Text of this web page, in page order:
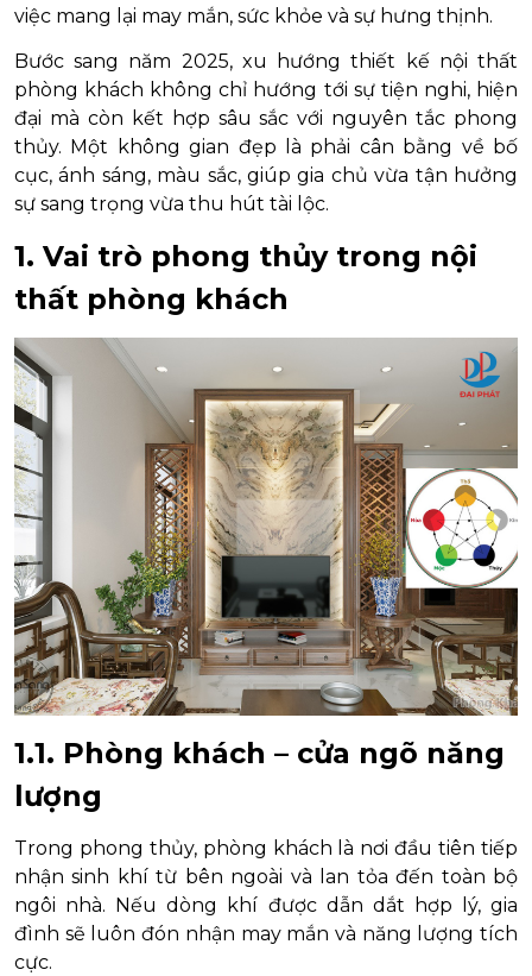
việc mang lại may mắn, sức khỏe và sự hưng thịnh.
Bước sang năm 2025, xu hướng thiết kế nội thất
phòng khách không chỉ hướng tới sự tiện nghi, hiện
đại mà còn kết hợp sâu sắc với nguyên tắc phong
thủy. Một không gian đẹp là phải cân bằng về bố
cục, ánh sáng, màu sắc, giúp gia chủ vừa tận hưởng
sự sang trọng vừa thu hút tài lộc.
1. Vai trò phong thủy trong nội
thất phòng khách
1.1. Phòng khách – cửa ngõ năng
lượng
Trong phong thủy, phòng khách là nơi đầu tiên tiếp
nhận sinh khí từ bên ngoài và lan tỏa đến toàn bộ
ngôi nhà. Nếu dòng khí được dẫn dắt hợp lý, gia
đình sẽ luôn đón nhận may mắn và năng lượng tích
cực.